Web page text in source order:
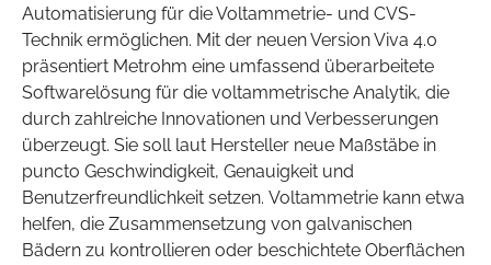
Automatisierung für die Voltammetrie- und CVS-
Technik ermöglichen. Mit der neuen Version Viva 4.0
präsentiert Metrohm eine umfassend überarbeitete
Softwarelösung für die voltammetrische Analytik, die
durch zahlreiche Innovationen und Verbesserungen
überzeugt. Sie soll laut Hersteller neue Maßstäbe in
puncto Geschwindigkeit, Genauigkeit und
Benutzerfreundlichkeit setzen. Voltammetrie kann etwa
helfen, die Zusammensetzung von galvanischen
Bädern zu kontrollieren oder beschichtete Oberflächen